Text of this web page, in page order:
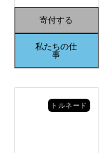
寄付する
私たちの仕
事
トルネード